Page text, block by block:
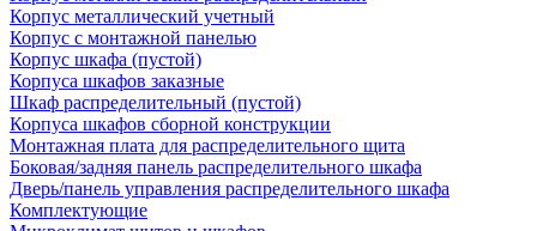
Корпус металлический учетный
Корпус с монтажной панелью
Корпус шкафа (пустой)
Корпуса шкафов заказные
Шкаф распределительный (пустой)
Корпуса шкафов сборной конструкции
Монтажная плата для распределительного щита
Боковая/задняя панель распределительного шкафа
Дверь/панель управления распределительного шкафа
Комплектующие